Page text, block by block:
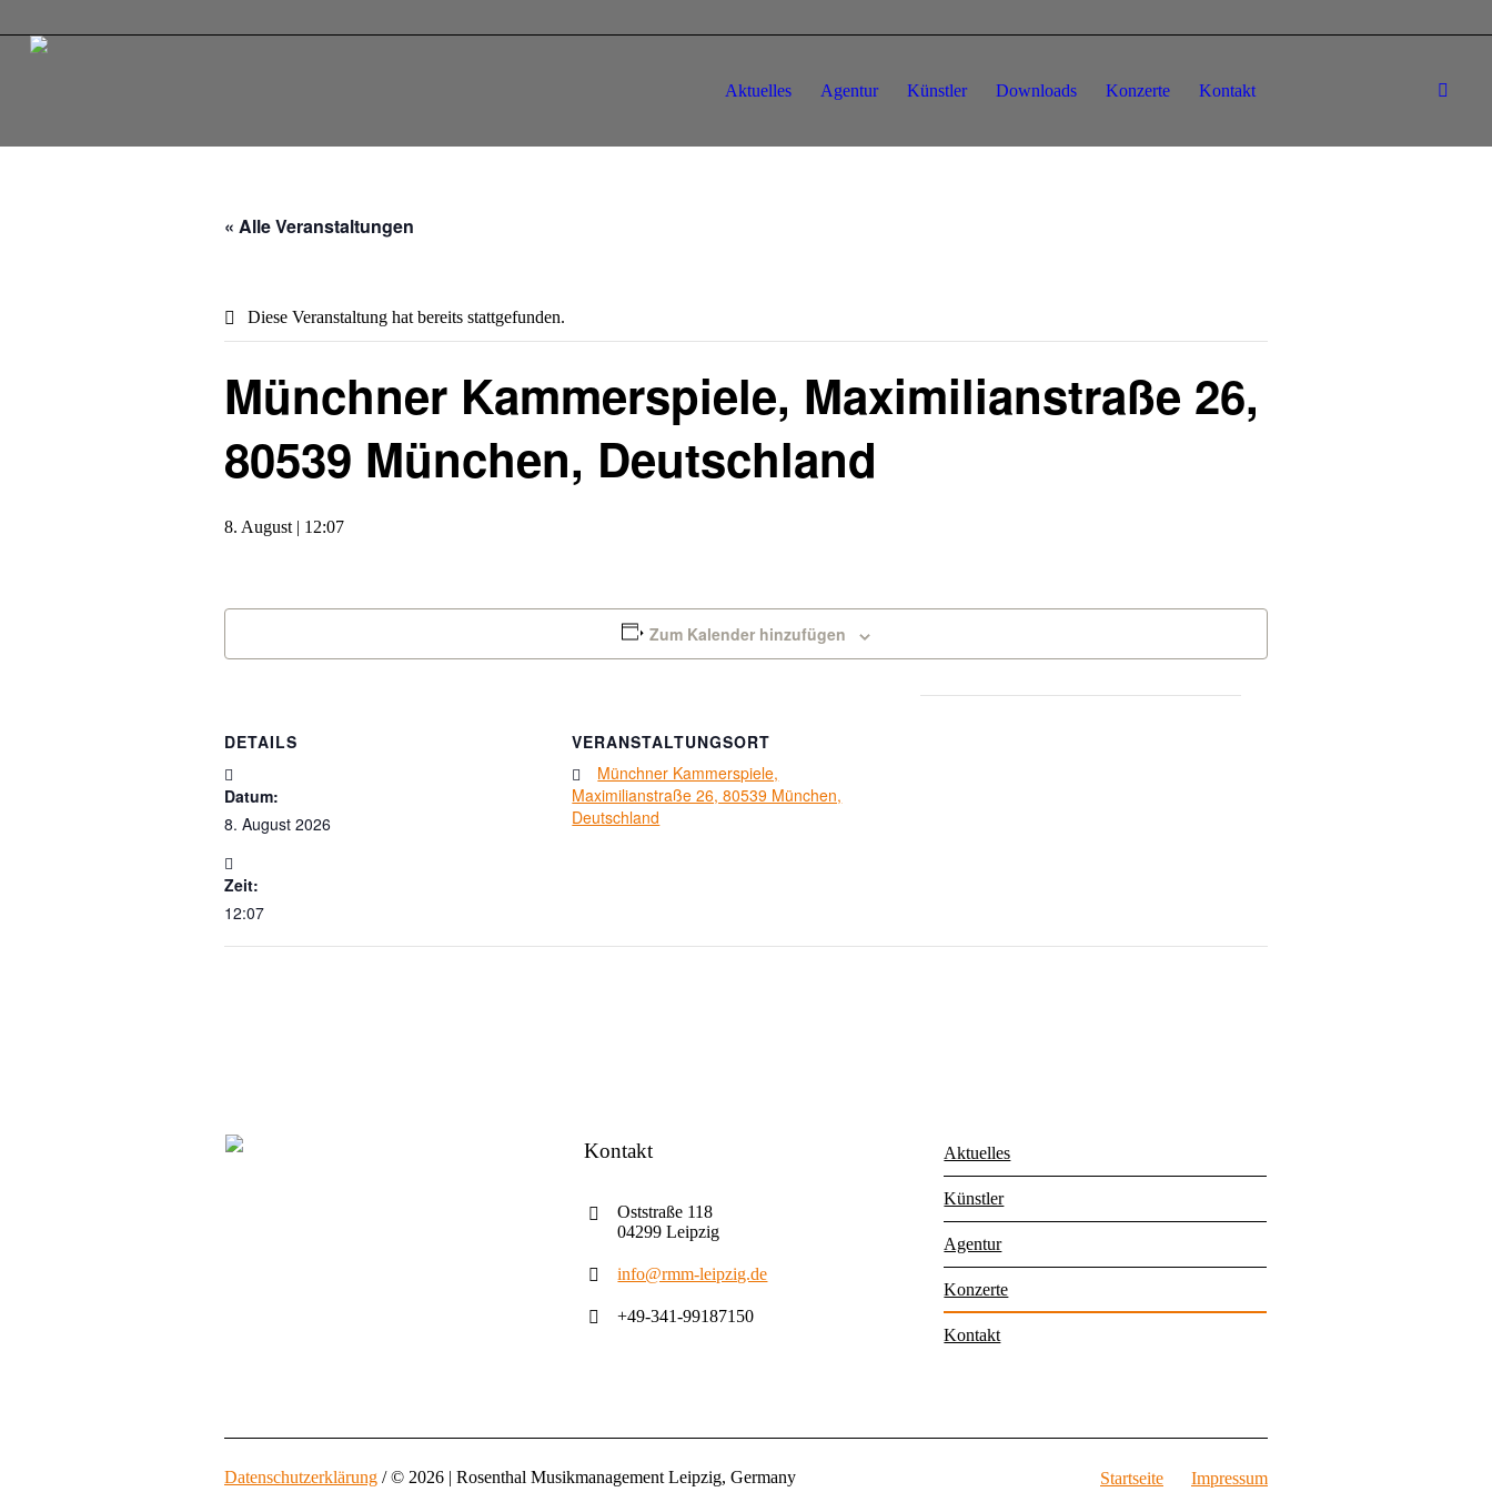
Aktuelles Agentur Künstler Downloads Konzerte Kontakt
« Alle Veranstaltungen
Diese Veranstaltung hat bereits stattgefunden.
Münchner Kammerspiele, Maximilianstraße 26,
80539 München, Deutschland
8. August | 12:07
Zum Kalender hinzufügen
DETAILS
Datum:
8. August 2026
Zeit:
12:07
VERANSTALTUNGSORT
Münchner Kammerspiele,
Maximilianstraße 26, 80539 München,
Deutschland
Kontakt
Oststraße 118
04299 Leipzig
info@rmm-leipzig.de
+49-341-99187150
Aktuelles
Künstler
Agentur
Konzerte
Kontakt
Startseite Impressum
Datenschutzerklärung / © 2026 | Rosenthal Musikmanagement Leipzig, Germany